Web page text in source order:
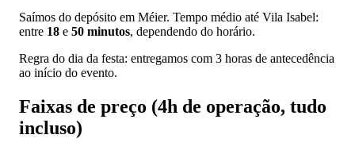
Saímos do depósito em Méier. Tempo médio até Vila Isabel:
entre 18 e 50 minutos, dependendo do horário.
Regra do dia da festa: entregamos com 3 horas de antecedência
ao início do evento.
Faixas de preço (4h de operação, tudo
incluso)